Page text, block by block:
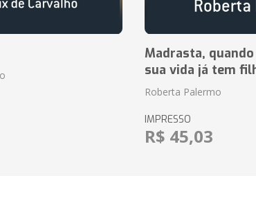
Madrasta,
sua vida já tem
Roberta Palermo
IMPRESSO
R$ 45,03